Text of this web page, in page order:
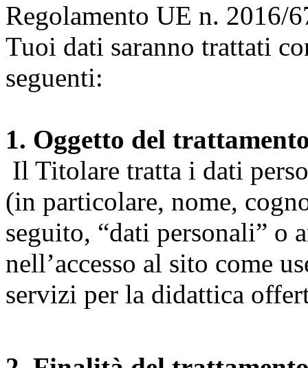
Regolamento UE n. 2016/
Tuoi dati saranno trattati
seguenti:
1. Oggetto del
Il Titolare tratta i dati
(in particolare, nome,
seguito, “dati personali” o
nell’accesso al sito come
servizi per la didattica